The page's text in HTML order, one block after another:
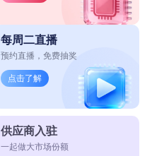
每周二直播
预约直播，免费抽奖
点击了解
供应商入驻
一起做大市场份额